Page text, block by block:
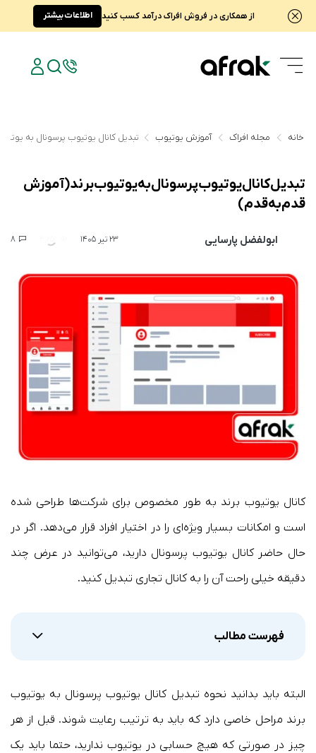
از همکاری در فروش افراک درآمد کسب کنید اطلاعات بیشتر
خانه مجله افراک آموزش یوتیوب تبدیل کانال یوتیوب پرسونال به
تبدیل کانال یوتیوب پرسونال به یوتیوب برند (آموزش
قدم به قدم)
ابولفضل پارسایی 23 تیر 1405
کانال یوتیوب برند به طور مخصوص برای شرکت‌ها طراحی شده
است و امکانات بسیار ویژه‌ای را در اختیار افراد قرار می‌دهد. اگر در
حال حاضر کانال یوتیوب پرسونال دارید، می‌توانید در عرض چند
دقیقه خیلی راحت آن را به کانال تجاری تبدیل کنید.
فهرست مطالب
البته باید بدانید نحوه تبدیل کانال یوتیوب پرسونال به یوتیوب
برند مراحل خاصی دارد که باید به ترتیب رعایت شوند. قبل از هر
چیز در صورتی که هیچ حسابی در یوتیوب ندارید، حتما باید یک